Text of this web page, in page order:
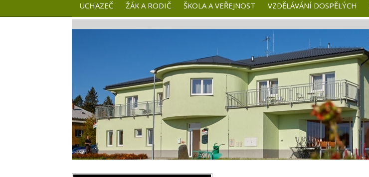
UCHAZEČ ŽÁK A RODIČ ŠKOLA A VEŘEJNOST VZDĚLÁVÁNÍ DOSPĚLÝCH